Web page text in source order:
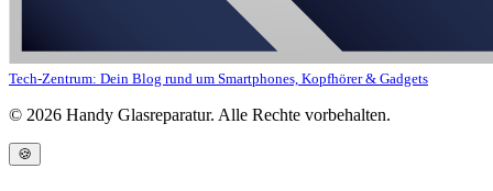
Tech-Zentrum: Dein Blog rund um Smartphones, Kopfhörer & Gadgets
© 2026 Handy Glasreparatur. Alle Rechte vorbehalten.
🍪